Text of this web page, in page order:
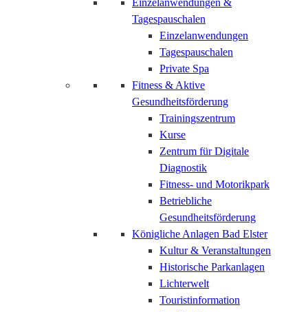
Einzelanwendungen &
Tagespauschalen
Einzelanwendungen
Tagespauschalen
Private Spa
Fitness & Aktive
Gesundheitsförderung
Trainingszentrum
Kurse
Zentrum für Digitale
Diagnostik
Fitness- und Motorikpark
Betriebliche
Gesundheitsförderung
Königliche Anlagen Bad Elster
Kultur & Veranstaltungen
Historische Parkanlagen
Lichterwelt
Touristinformation